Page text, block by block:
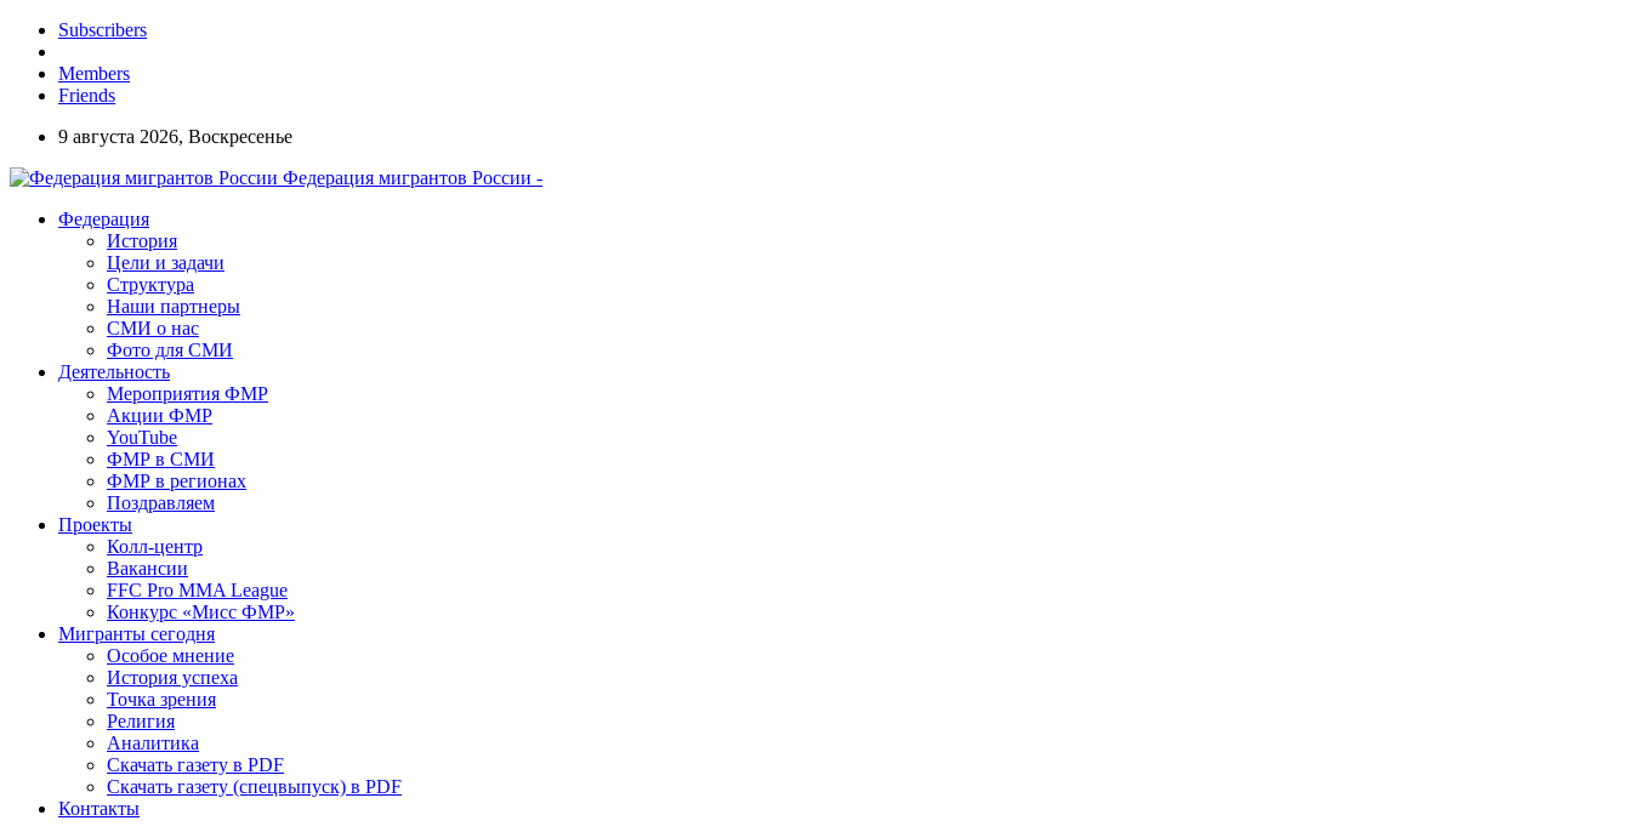
Subscribers
Members
Friends
9 августа 2026, Воскресенье
Федерация мигрантов России -
Федерация
История
Цели и задачи
Структура
Наши партнеры
СМИ о нас
Фото для СМИ
Деятельность
Мероприятия ФМР
Акции ФМР
YouTube
ФМР в СМИ
ФМР в регионах
Поздравляем
Проекты
Колл-центр
Вакансии
FFC Pro MMA League
Конкурс «Мисс ФМР»
Мигранты сегодня
Особое мнение
История успеха
Точка зрения
Религия
Аналитика
Скачать газету в PDF
Скачать газету (спецвыпуск) в PDF
Контакты